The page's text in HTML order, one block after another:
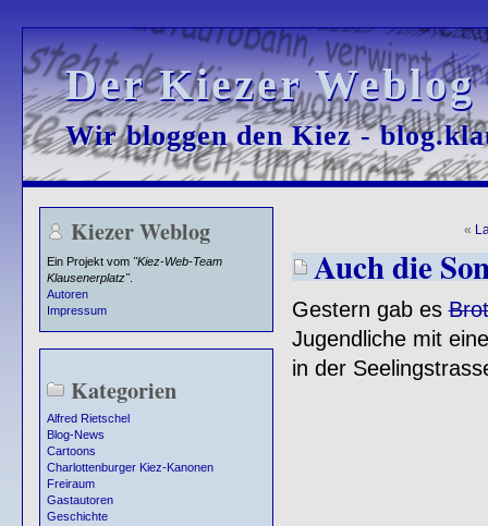
Der Kiezer
Der Kiezer
Wir bloggen den Kiez -
Wir bloggen den Kiez -
Kiezer Weblog
Ein Projekt vom "Kiez-Web-Team
Klausenerplatz".
Autoren
Impressum
Kategorien
Alfred Rietschel
Blog-News
Cartoons
Charlottenburger Kiez-Kanonen
Freiraum
Gastautoren
Geschichte
«
Auch die
Gestern gab es
Jugendliche mit
in der